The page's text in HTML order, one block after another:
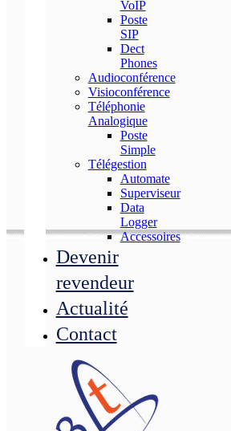
VoIP
Poste
SIP
Dect
Phones
Audioconférence
Visioconférence
Téléphonie
Analogique
Poste
Simple
Télégestion
Automate
Superviseur
Data
Logger
Accessoires
Devenir
revendeur
Actualité
Contact